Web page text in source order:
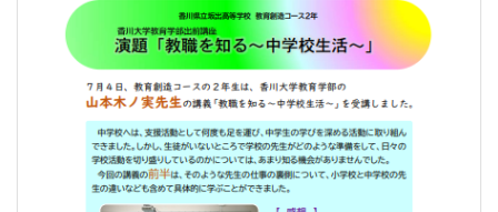
2025年9月9日 09時25分
★070704 山本木ノ実先生(香大講義③）(HP).pdf